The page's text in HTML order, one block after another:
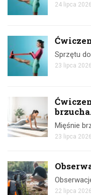
24 lipca 2026
Sprzętu
23 lipca 2026
Mięśnie
23 lipca 2026
22 lipca 2026